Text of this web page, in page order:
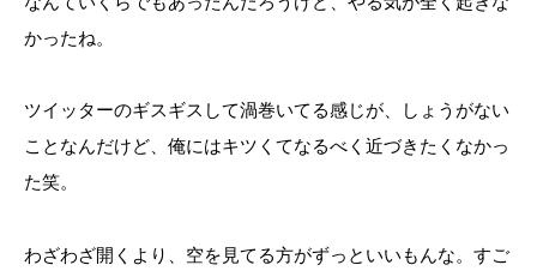
かったね。
ツイッターのギスギスして渦巻いてる感じが、しょうがない
ことなんだけど、俺にはキツくてなるべく近づきたくなかっ
た笑。
わざわざ開くより、空を見てる方がずっといいもんな。すご